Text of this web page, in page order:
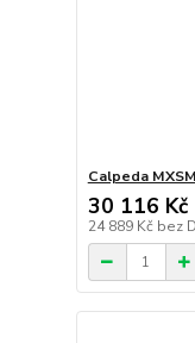
Calpeda
30 116 Kč
24 889 Kč bez